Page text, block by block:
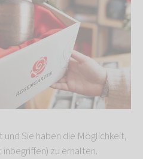
Sie haben die Möglichkeit,
inbegriffen) zu erhalten.